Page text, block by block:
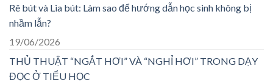
Rê bút và Lia bút: Làm sao để hướng dẫn học sinh không bị
nhầm lẫn?
19/06/2026
THỦ THUẬT “NGẮT HƠI” VÀ “NGHỈ HƠI” TRONG DẠY
ĐỌC Ở TIỂU HỌC